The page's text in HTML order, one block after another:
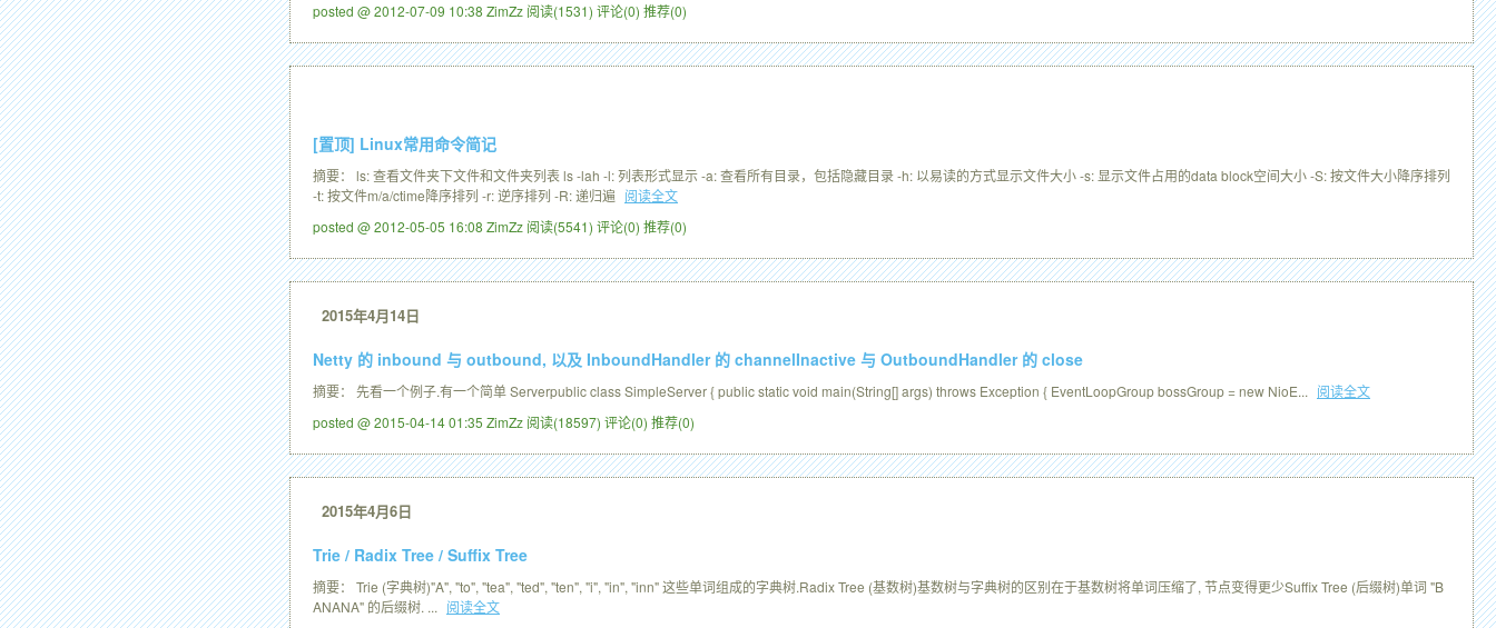
posted @ 2012-07-09 10:38 ZimZz 阅读(1531) 评论(0) 推荐(0)
[置顶] Linux常用命令简记
摘要： ls: 查看文件夹下文件和文件夹列表 ls -lah -l: 列表形式显示 -a: 查看所有目录，包括隐藏目录 -h: 以易读的方式显示文件大小 -s: 显示文件占用的data block空间大小 -S: 按文件大小降序排列
-t: 按文件m/a/ctime降序排列 -r: 逆序排列 -R: 递归遍 阅读全文
posted @ 2012-05-05 16:08 ZimZz 阅读(5541) 评论(0) 推荐(0)
2015年4月14日
Netty 的 inbound 与 outbound, 以及 InboundHandler 的 channelInactive 与 OutboundHandler 的 close
摘要： 先看一个例子.有一个简单 Serverpublic class SimpleServer { public static void main(String[] args) throws Exception { EventLoopGroup bossGroup = new NioE... 阅读全文
posted @ 2015-04-14 01:35 ZimZz 阅读(18597) 评论(0) 推荐(0)
2015年4月6日
Trie / Radix Tree / Suffix Tree
摘要： Trie (字典树)"A", "to", "tea", "ted", "ten", "i", "in", "inn" 这些单词组成的字典树.Radix Tree (基数树)基数树与字典树的区别在于基数树将单词压缩了, 节点变得更少Suffix Tree (后缀树)单词 "B
ANANA" 的后缀树. ... 阅读全文